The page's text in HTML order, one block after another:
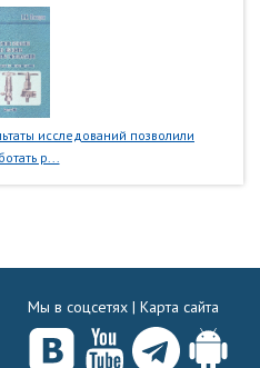
исследований позволили
р...
Мы в соцсетях | Карта сайта